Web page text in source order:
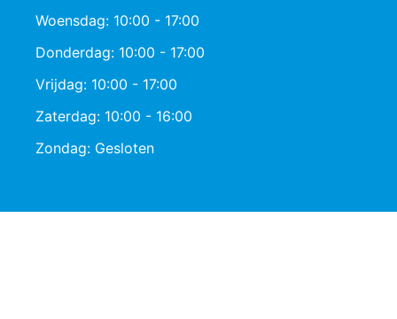
Woensdag: 10:00 - 17:00
Donderdag: 10:00 - 17:00
Vrijdag: 10:00 - 17:00
Zaterdag: 10:00 - 16:00
Zondag: Gesloten